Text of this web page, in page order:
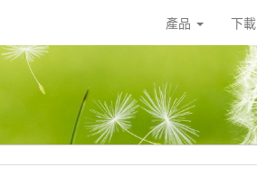
產品 下載